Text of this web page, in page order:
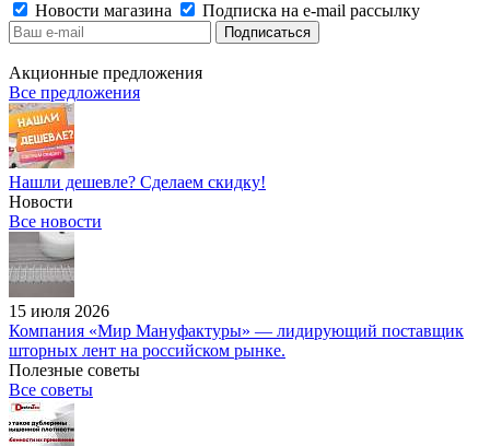
Новости магазина
Подписка на e-mail рассылку
Акционные предложения
Все предложения
Нашли дешевле? Сделаем скидку!
Новости
Все новости
15 июля 2026
Компания «Мир Мануфактуры» — лидирующий поставщик
шторных лент на российском рынке.
Полезные советы
Все советы